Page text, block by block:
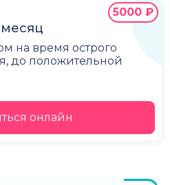
на время острого
до положительной
5000 ₽
онлайн